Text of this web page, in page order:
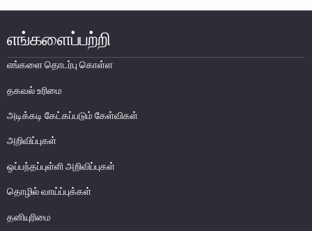
நாணயக் கொள்கை
நிதியியல் முறைமை
எங்களைப்பற்றி
எங்களை தொடர்பு கொள்ள
தகவல் உரிமை
அடிக்கடி கேட்கப்படும் கேள்விகள்
அறிவிப்புகள்
ஒப்பந்தப்புள்ளி அறிவிப்புகள்
தொழில் வாய்ப்புக்கள்
தனியுரிமை